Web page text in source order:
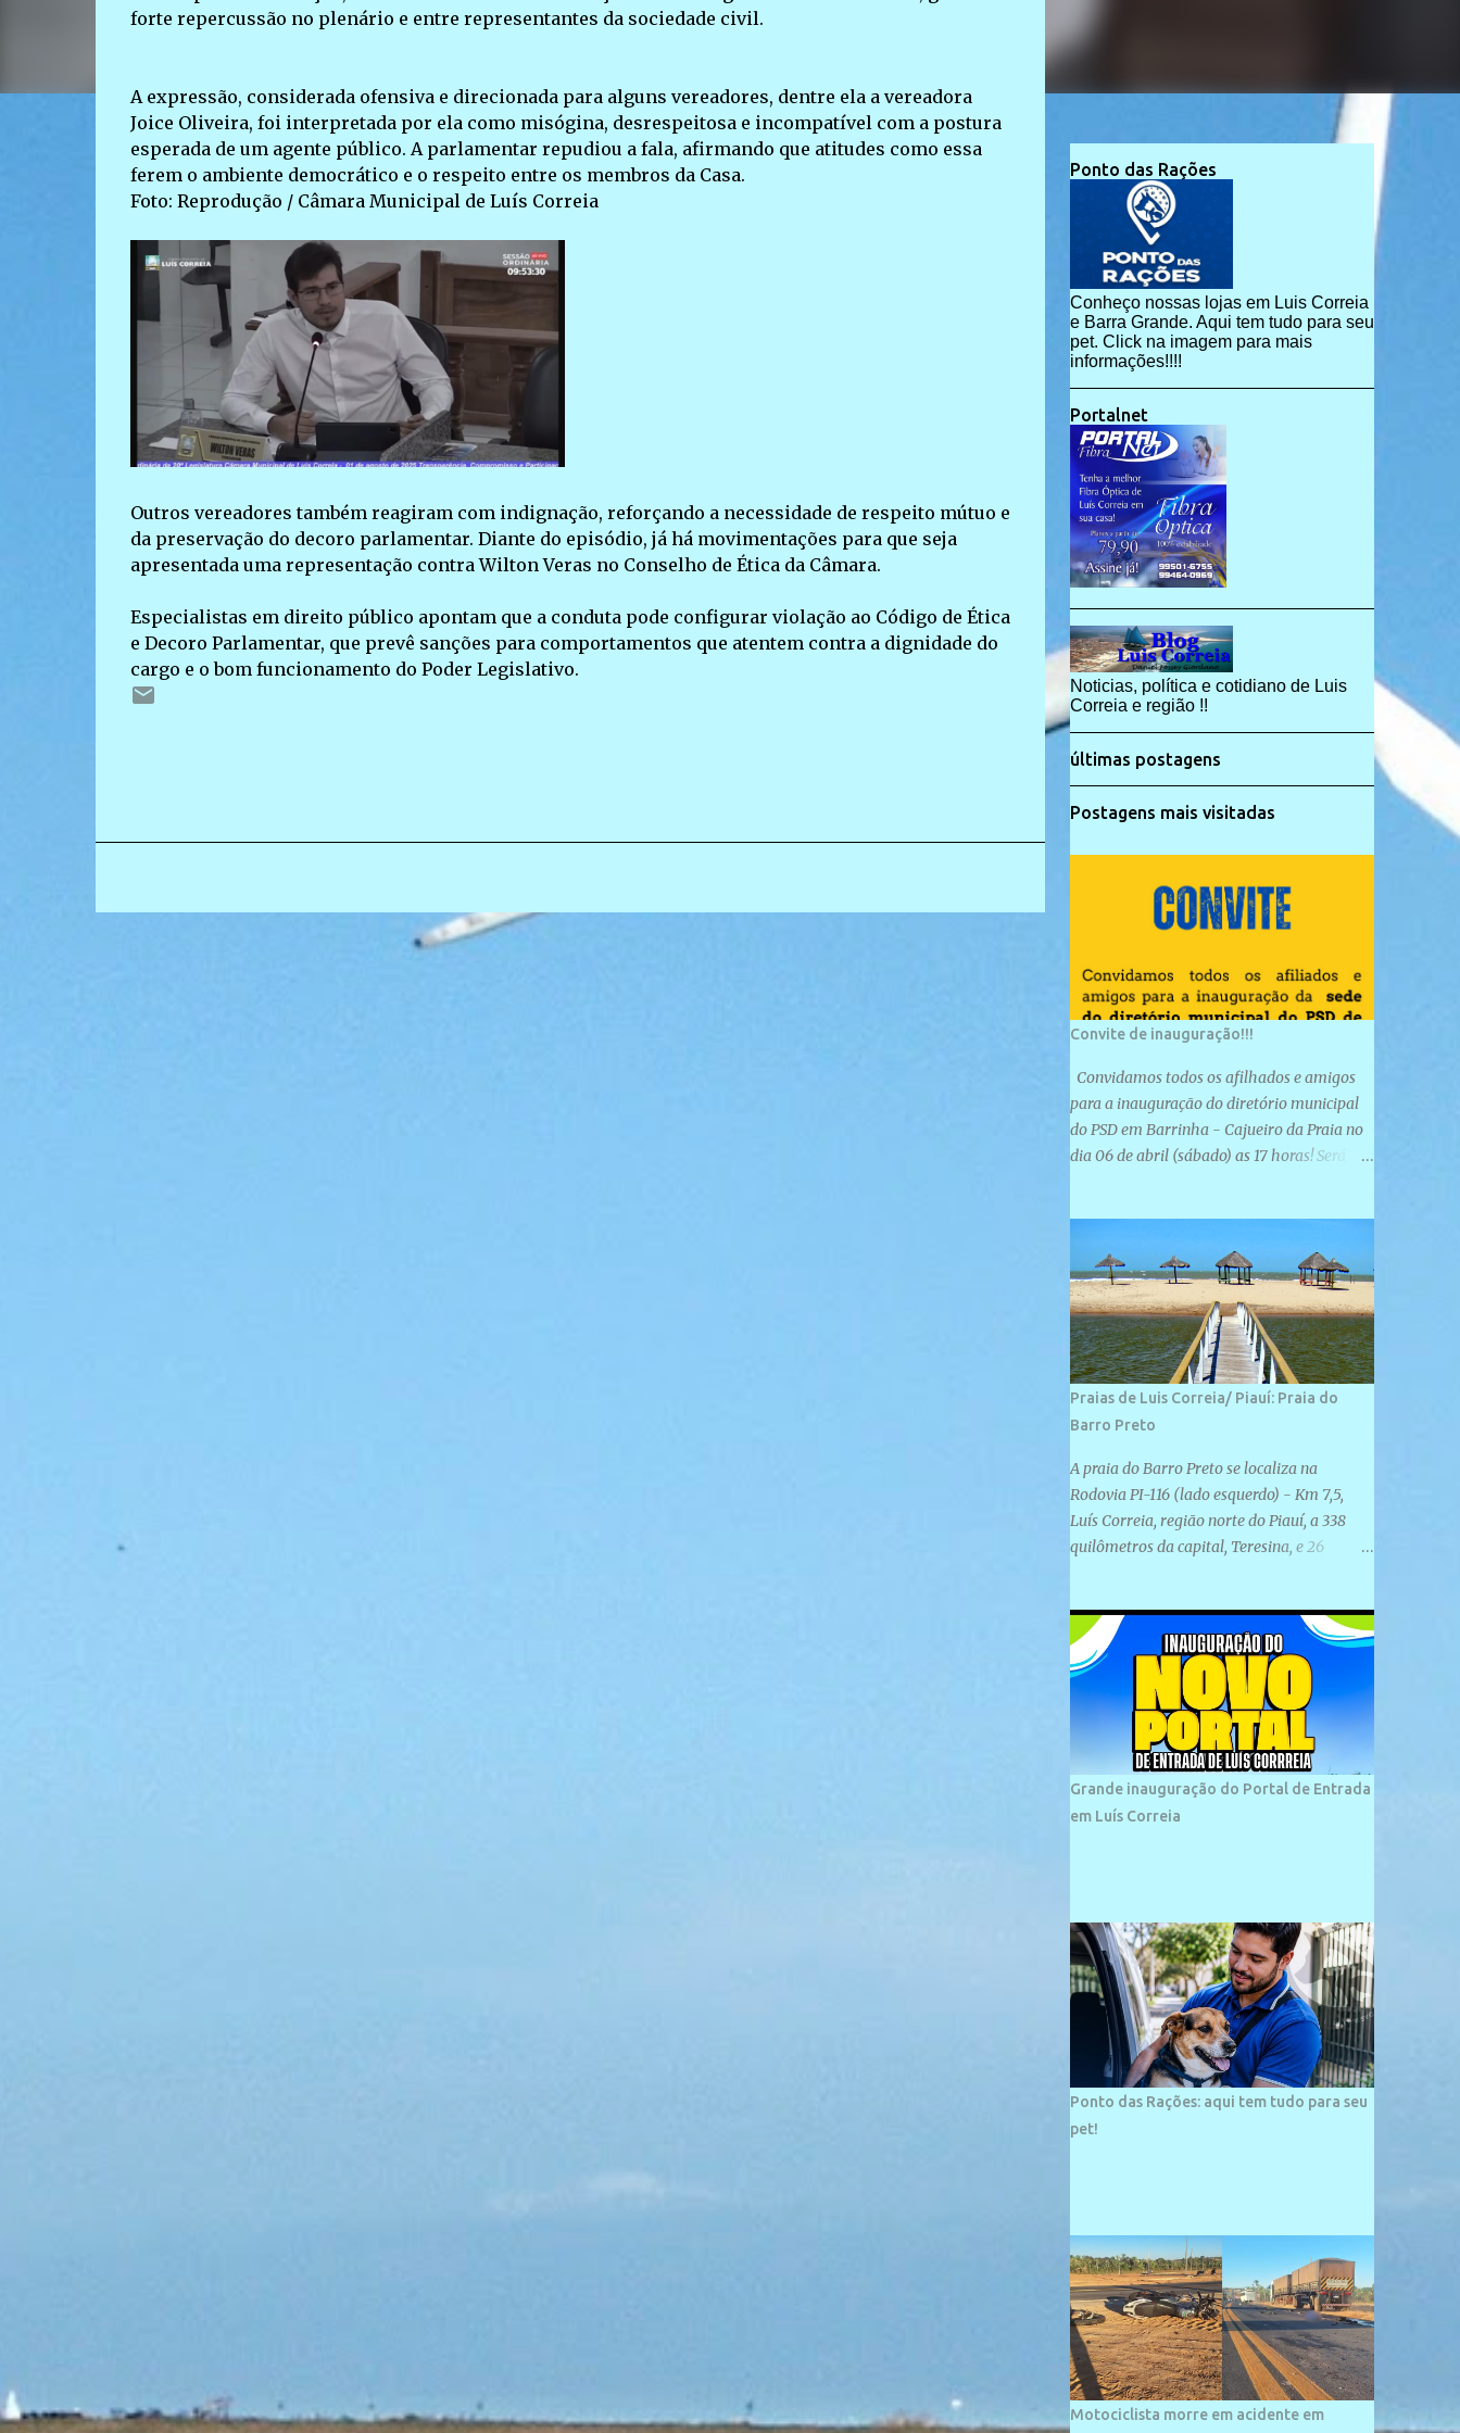
forte repercussão no plenário e entre representantes da sociedade civil.
A expressão, considerada ofensiva e direcionada para alguns vereadores, dentre ela a vereadora
Joice Oliveira, foi interpretada por ela como misógina, desrespeitosa e incompatível com a postura
esperada de um agente público. A parlamentar repudiou a fala, afirmando que atitudes como essa
ferem o ambiente democrático e o respeito entre os membros da Casa.
Foto: Reprodução / Câmara Municipal de Luís Correia
Outros vereadores também reagiram com indignação, reforçando a necessidade de respeito mútuo e
da preservação do decoro parlamentar. Diante do episódio, já há movimentações para que seja
apresentada uma representação contra Wilton Veras no Conselho de Ética da Câmara.
Especialistas em direito público apontam que a conduta pode configurar violação ao Código de Ética
e Decoro Parlamentar, que prevê sanções para comportamentos que atentem contra a dignidade do
cargo e o bom funcionamento do Poder Legislativo.
Ponto das Rações
Conheço nossas lojas em Luis Correia
e Barra Grande. Aqui tem tudo para seu
pet. Click na imagem para mais
informações!!!!
Portalnet
Noticias, política e cotidiano de Luis
Correia e região !!
últimas postagens
Postagens mais visitadas
Convite de inauguração!!!
Convidamos todos os afilhados e amigos
para a inauguração do diretório municipal
do PSD em Barrinha - Cajueiro da Praia no
dia 06 de abril (sábado) as 17 horas! Será
localizada na Rua São José, 98 Barrinha -
Cajueiro da Praia.
Praias de Luis Correia/ Piauí: Praia do
Barro Preto
A praia do Barro Preto se localiza na
Rodovia PI-116 (lado esquerdo) - Km 7,5,
Luís Correia, região norte do Piauí, a 338
quilômetros da capital, Teresina, e 26
plana e retilínea na maior parte de sua
extensão, chegando a mais ou menos a 1,5
km de paisagens exuberantes. Possui ondas
suaves devido ao extensivo molhe de pedras
que não chegam a 2 metros de altura, não
apresentando dunas em seu espaço
geográfico. Não se sabe ao certo porque a
praia leva esse nome, e muitas das suas
vizinhos. O bairro onde se localiza a praia é
palco de amplos investimentos e projetos
grandiosos como hotéis, pousadas e
residências de veraneio de grande porte. O
maior empreendimento fixado nessa área é
o SESC Praia, inaugurado em 12 de julho de
1996. Com arquitetura moderna,...
Grande inauguração do Portal de Entrada
em Luís Correia
Ponto das Rações: aqui tem tudo para seu
pet!
Motociclista morre em acidente em